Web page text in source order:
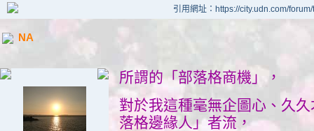
引用網址：https://city.udn.com/
NA
所謂的「部落格商機」，
對於我這種毫無企圖心、久
落格邊緣人」者流，